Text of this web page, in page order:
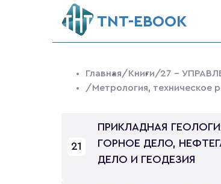
ТNT-EBOOK
Главная/Книги/27 -
/Метрология, техническое
21
ПРИКЛАДНАЯ
ГОРНОЕ ДЕЛО,
ДЕЛО И ГЕОДЕЗИЯ